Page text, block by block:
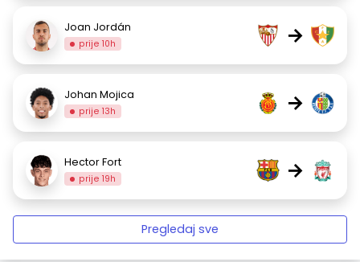
Joan Jordán
prije 10h →
Johan Mojica
prije 13h →
Hector Fort
prije 19h →
Pregledaj sve